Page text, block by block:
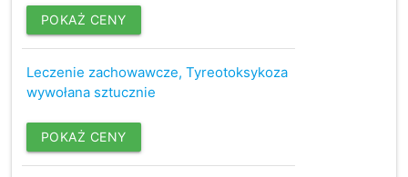
POKAŻ CENY
Leczenie zachowawcze, Tyreotoksykoza
wywołana sztucznie
POKAŻ CENY